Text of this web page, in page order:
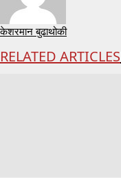
केशरमान बुढाथोकी
RELATED ARTICLES